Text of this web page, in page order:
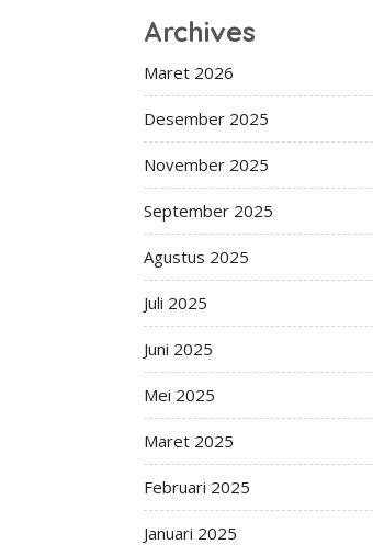
Archives
Maret 2026
Desember 2025
November 2025
September 2025
Agustus 2025
Juli 2025
Juni 2025
Mei 2025
Maret 2025
Februari 2025
Januari 2025